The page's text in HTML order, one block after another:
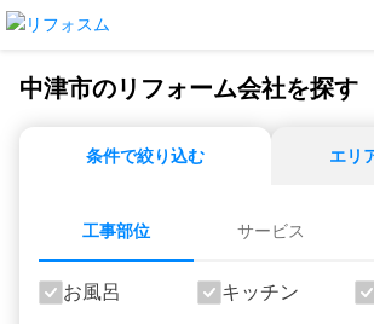
中津市のリフォーム会社を探す
条件で絞り込む エリ
工事部位 サービス
お風呂 キッチン